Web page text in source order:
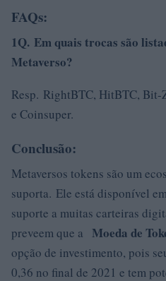
FAQs:
1Q. Em quais trocas são
Metaverso?
Resp. RightBTC, HitBTC,
e Coinsuper.
Conclusão:
Metaversos tokens são um
suporta. Ele está disponível
suporte a muitas carteiras
preveem que a Moeda de
opção de investimento, pois
0,36 no final de 2021 e tem